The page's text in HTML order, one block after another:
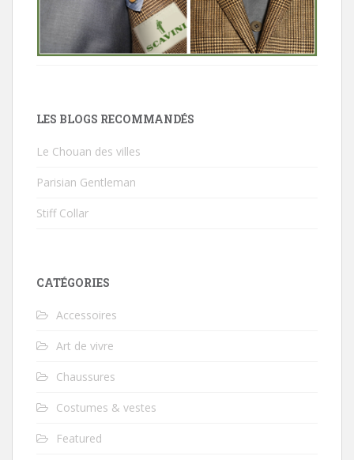
LES BLOGS RECOMMANDÉS
Le Chouan des villes
Parisian Gentleman
Stiff Collar
CATÉGORIES
Accessoires
Art de vivre
Chaussures
Costumes & vestes
Featured